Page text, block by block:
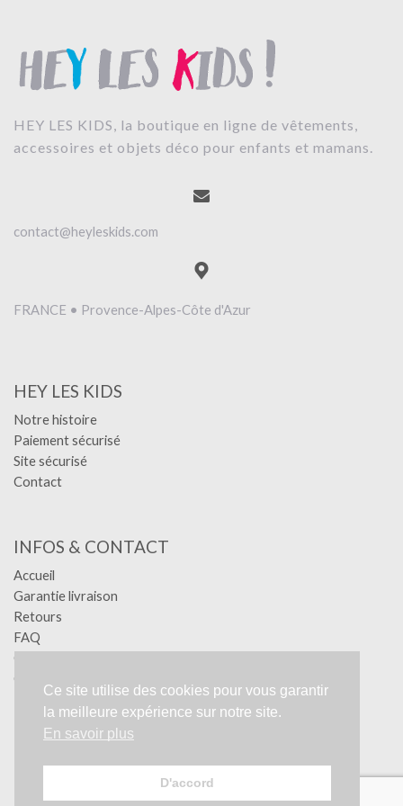
HEY LES KIDS, la boutique en ligne de vêtements,
accessoires et objets déco pour enfants et mamans.
contact@heyleskids.com
FRANCE • Provence-Alpes-Côte d'Azur
HEY LES KIDS
Notre histoire
Paiement sécurisé
Site sécurisé
Contact
INFOS & CONTACT
Accueil
Garantie livraison
Retours
FAQ
Confidentialité
Conditions générales
Mentions légales
RGPD
Création YA-GRAPHIC - Tous droits réservés.
Ce site utilise des cookies pour vous garantir
la meilleure expérience sur notre site.
En savoir plus
D'accord